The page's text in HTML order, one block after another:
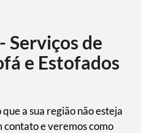
Serviços de
e Estofados
a sua região não esteja
contato e veremos como